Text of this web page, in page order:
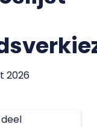
2026
deel